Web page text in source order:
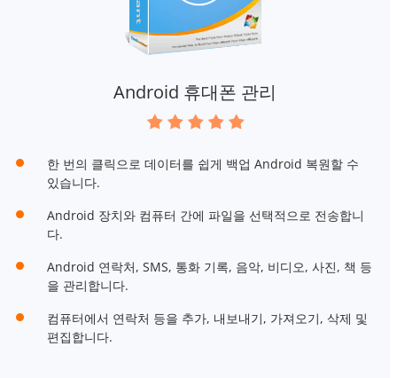
Android 휴대폰 관리
한 번의 클릭으로 데이터를 쉽게 백업 Android 복원할 수
있습니다.
Android 장치와 컴퓨터 간에 파일을 선택적으로 전송합니
다.
Android 연락처, SMS, 통화 기록, 음악, 비디오, 사진, 책 등
을 관리합니다.
컴퓨터에서 연락처 등을 추가, 내보내기, 가져오기, 삭제 및
편집합니다.